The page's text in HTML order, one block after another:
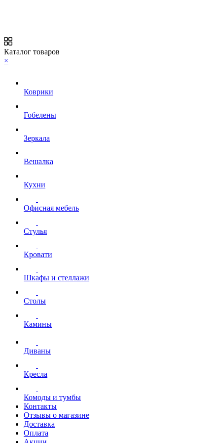
Каталог товаров
×
Коврики
Гобелены
Зеркала
Вешалка
Кухни
Офисная мебель
Стулья
Кровати
Шкафы и стеллажи
Столы
Камины
Диваны
Кресла
Комоды и тумбы
Контакты
Отзывы о магазине
Доставка
Оплата